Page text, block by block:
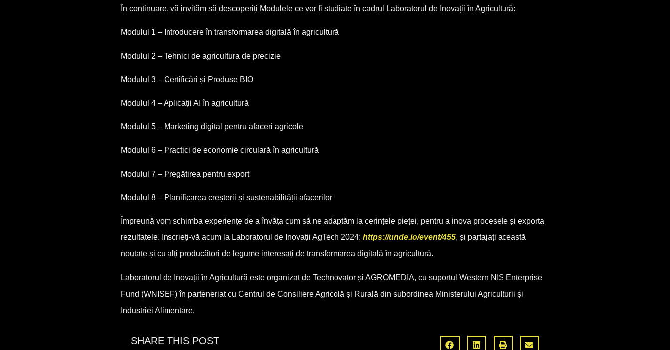
În continuare, vă invităm să descoperiți Modulele ce vor fi studiate în cadrul Laboratorul de Inovații în Agricultură:
Modulul 1 – Introducere în transformarea digitală în agricultură
Modulul 2 – Tehnici de agricultura de precizie
Modulul 3 – Certificări și Produse BIO
Modulul 4 – Aplicații AI în agricultură
Modulul 5 – Marketing digital pentru afaceri agricole
Modulul 6 – Practici de economie circulară în agricultură
Modulul 7 – Pregătirea pentru export
Modulul 8 – Planificarea creșterii și sustenabilității afacerilor
Împreună vom schimba experiențe de a învăța cum să ne adaptăm la cerințele pieței, pentru a inova procesele și exporta
rezultatele. Înscrieți-vă acum la Laboratorul de Inovații AgTech 2024: https://unde.io/event/455, și partajați această
noutate și cu alți producători de legume interesați de transformarea digitală în agricultură.
Laboratorul de Inovații în Agricultură este organizat de Technovator și AGROMEDIA, cu suportul Western NIS Enterprise
Fund (WNISEF) în parteneriat cu Centrul de Consiliere Agricolă și Rurală din subordinea Ministerului Agriculturii și
Industriei Alimentare.
SHARE THIS POST